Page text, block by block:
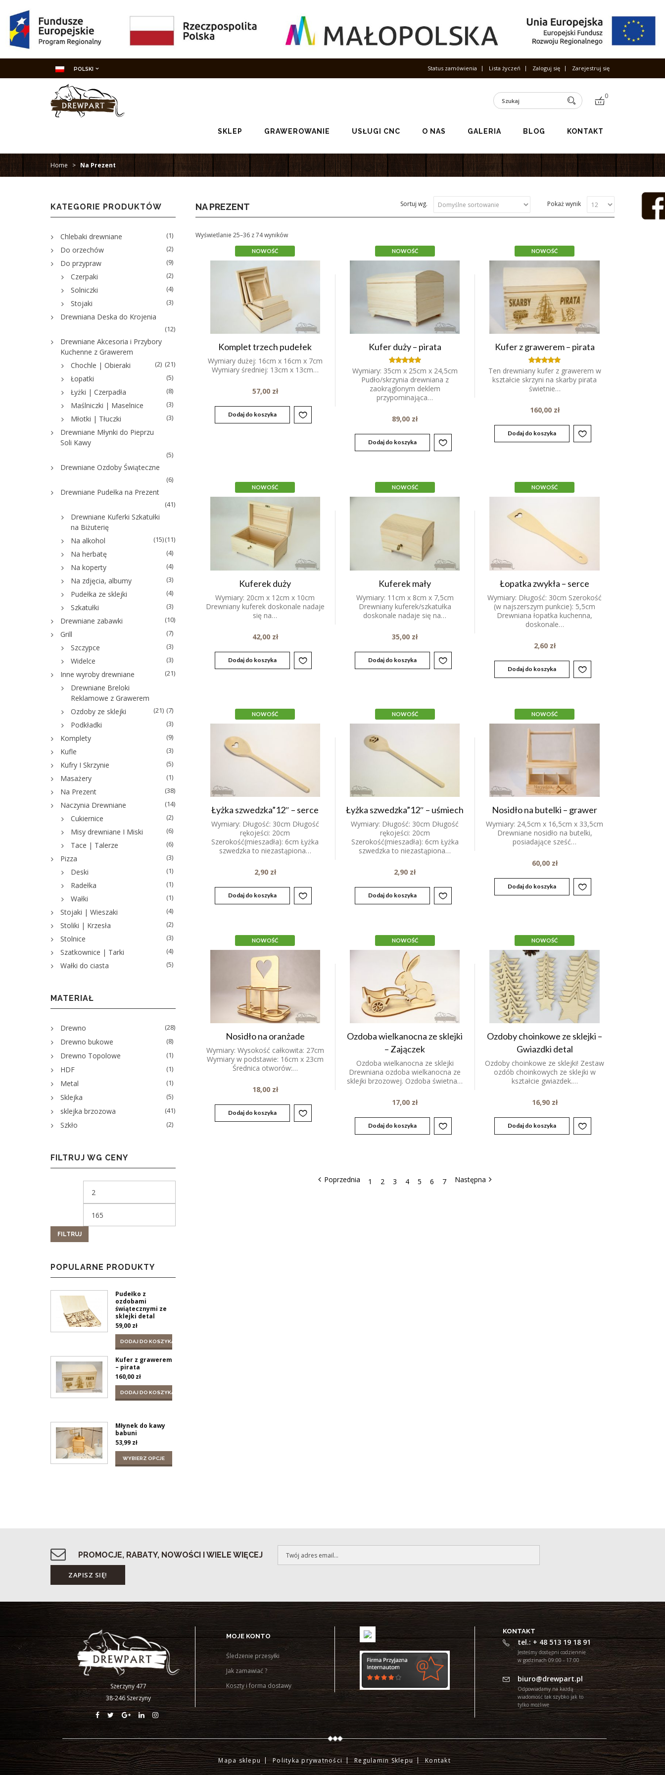
POLSKI Status zamówienia Lista życzeń Zaloguj się Zarejestruj się
0
SKLEP GRAWEROWANIE USŁUGI CNC O NAS GALERIA BLOG KONTAKT
Home > Na Prezent
NA PREZENT
Wyświetlanie 25–36 z 74 wyników
NOWOŚĆ
Komplet trzech pudełek
Wymiary dużej: 16cm x 16cm x 7cm
Wymiary średniej: 13cm x 13cm…
57,00 zł
Dodaj do koszyka
NOWOŚĆ
Kufer duży – pirata
Oceniony
5.00
na 5.
Wymiary: 35cm x 25cm x 24,5cm
Pudło/skrzynia drewniana z
zaokrąglonym deklem
przypominająca…
89,00 zł
Dodaj do koszyka
NOWOŚĆ
Kufer z grawerem – pirata
Oceniony
5.00
na 5.
Ten drewniany kufer z grawerem w
kształcie skrzyni na skarby pirata
świetnie…
160,00 zł
Dodaj do koszyka
NOWOŚĆ
Kuferek duży
Wymiary: 20cm x 12cm x 10cm
Drewniany kuferek doskonale nadaje
się na…
42,00 zł
Dodaj do koszyka
NOWOŚĆ
Kuferek mały
Wymiary: 11cm x 8cm x 7,5cm
Drewniany kuferek/szkatułka
doskonale nadaje się na…
35,00 zł
Dodaj do koszyka
NOWOŚĆ
Łopatka zwykła – serce
Wymiary: Długość: 30cm Szerokość
(w najszerszym punkcie): 5,5cm
Drewniana łopatka kuchenna,
doskonale…
2,60 zł
Dodaj do koszyka
NOWOŚĆ
Łyżka szwedzka”12″ – serce
Wymiary: Długość: 30cm Długość
rękojeści: 20cm
Szerokość(mieszadła): 6cm Łyżka
szwedzka to niezastąpiona…
2,90 zł
Dodaj do koszyka
NOWOŚĆ
Łyżka szwedzka”12″ – uśmiech
Wymiary: Długość: 30cm Długość
rękojeści: 20cm
Szerokość(mieszadła): 6cm Łyżka
szwedzka to niezastąpiona…
2,90 zł
Dodaj do koszyka
NOWOŚĆ
Nosidło na butelki – grawer
Wymiary: 24,5cm x 16,5cm x 33,5cm
Drewniane nosidło na butelki,
posiadające sześć…
60,00 zł
Dodaj do koszyka
NOWOŚĆ
Nosidło na oranżade
Wymiary: Wysokość całkowita: 27cm
Wymiary w podstawie: 16cm x 23cm
Średnica otworów:…
18,00 zł
Dodaj do koszyka
NOWOŚĆ
Ozdoba wielkanocna ze sklejki
– Zajączek
Ozdoba wielkanocna ze sklejki
Drewniana ozdoba wielkanocna ze
sklejki brzozowej. Ozdoba świetna…
17,00 zł
Dodaj do koszyka
NOWOŚĆ
Ozdoby choinkowe ze sklejki –
Gwiazdki detal
Ozdoby choinkowe ze sklejki! Zestaw
ozdób choinkowych ze sklejki w
kształcie gwiazdek.…
16,90 zł
Dodaj do koszyka
1 2 3 4 5 6 7
KATEGORIE PRODUKTÓW
Chlebaki drewniane (1)
Do orzechów (2)
Do przypraw (9)
Czerpaki (2)
Solniczki (4)
Stojaki (3)
Drewniana Deska do Krojenia
(12)
Drewniane Akcesoria i Przybory
Kuchenne z Grawerem
(21)
Chochle | Obieraki (2)
Łopatki (5)
Łyżki | Czerpadła (8)
Maślniczki | Maselnice (3)
Młotki | Tłuczki (3)
Drewniane Młynki do Pieprzu
Soli Kawy
(5)
Drewniane Ozdoby Świąteczne
(6)
Drewniane Pudełka na Prezent
(41)
Drewniane Kuferki Szkatułki
na Biżuterię
(11)
Na alkohol (15)
Na herbatę (4)
Na koperty (4)
Na zdjęcia, albumy (3)
Pudełka ze sklejki (4)
Szkatułki (3)
Drewniane zabawki (10)
Grill (7)
Szczypce (3)
Widelce (3)
Inne wyroby drewniane (21)
Drewniane Breloki
Reklamowe z Grawerem
(7)
Ozdoby ze sklejki (21)
Podkładki (3)
Komplety (9)
Kufle (3)
Kufry I Skrzynie (5)
Masażery (1)
Na Prezent (38)
Naczynia Drewniane (14)
Cukiernice (2)
Misy drewniane I Miski (6)
Tace | Talerze (6)
Pizza (3)
Deski (1)
Radełka (1)
Wałki (1)
Stojaki | Wieszaki (4)
Stoliki | Krzesła (2)
Stolnice (3)
Szatkownice | Tarki (4)
Wałki do ciasta (5)
MATERIAŁ
Drewno (28)
Drewno bukowe (8)
Drewno Topolowe (1)
HDF (1)
Metal (1)
Sklejka (5)
sklejka brzozowa (41)
Szkło (2)
FILTRUJ WG CENY
FILTRUJ
POPULARNE PRODUKTY
Pudełko z
ozdobami
świątecznymi ze
sklejki detal
59,00 zł
DODAJ DO KOSZYKA
Kufer z grawerem
– pirata
160,00 zł
DODAJ DO KOSZYKA
Młynek do kawy
babuni
53,99 zł
WYBIERZ OPCJE
PROMOCJE, RABATY, NOWOŚCI I WIELE WIĘCEJ
Szerzyny 477
38-246 Szerzyny
MOJE KONTO
Śledzenie przesyłki
Jak zamawiać ?
Koszty i forma dostawy
KONTAKT
tel.: + 48 513 19 18 91
Jesteśmy dostępni codziennie
w godzinach 09:00 - 17:00
biuro@drewpart.pl
Odpowiadamy na każdą
wiadomość tak szybko jak to
tylko możliwe
Mapa sklepu Polityka prywatności Regulamin Sklepu Kontakt